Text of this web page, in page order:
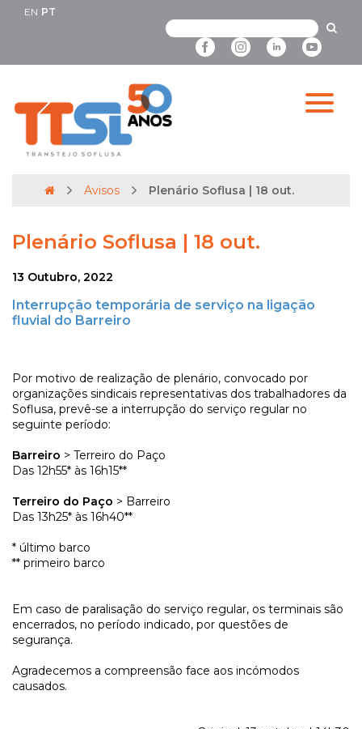
EN PT
Avisos Plenário Soflusa | 18 out.
Plenário Soflusa | 18 out.
13 Outubro, 2022
Interrupção temporária de serviço na ligação
fluvial do Barreiro
Por motivo de realização de plenário, convocado por
organizações sindicais representativas dos trabalhadores da
Soflusa, prevê-se a interrupção do serviço regular no
seguinte período:
Barreiro > Terreiro do Paço
Das 12h55* às 16h15**
Terreiro do Paço > Barreiro
Das 13h25* às 16h40**
* último barco
** primeiro barco
Em caso de paralisação do serviço regular, os terminais são
encerrados, no período indicado, por questões de
segurança.
Agradecemos a compreensão face aos incómodos
causados.